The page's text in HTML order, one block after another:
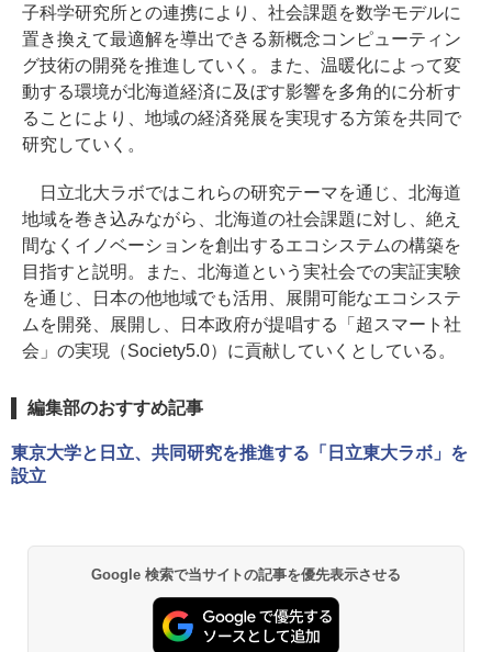
子科学研究所との連携により、社会課題を数学モデルに
置き換えて最適解を導出できる新概念コンピューティン
グ技術の開発を推進していく。また、温暖化によって変
動する環境が北海道経済に及ぼす影響を多角的に分析す
ることにより、地域の経済発展を実現する方策を共同で
研究していく。
日立北大ラボではこれらの研究テーマを通じ、北海道
地域を巻き込みながら、北海道の社会課題に対し、絶え
間なくイノベーションを創出するエコシステムの構築を
目指すと説明。また、北海道という実社会での実証実験
を通じ、日本の他地域でも活用、展開可能なエコシステ
ムを開発、展開し、日本政府が提唱する「超スマート社
会」の実現（Society5.0）に貢献していくとしている。
編集部のおすすめ記事
東京大学と日立、共同研究を推進する「日立東大ラボ」を
設立
Google 検索で当サイトの記事を優先表示させる